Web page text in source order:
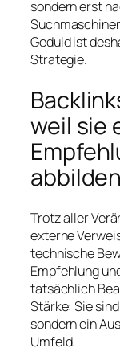
sondern erst
Geduld ist
Strategie.
weil sie
abbilden
Trotz aller
externe
technische
Empfehlung
tatsächlich
Stärke: Sie
sondern ein
Umfeld.